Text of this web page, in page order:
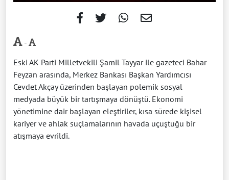
-
Eski AK Parti Milletvekili Şamil Tayyar ile gazeteci Bahar
Feyzan arasında, Merkez Bankası Başkan Yardımcısı
Cevdet Akçay üzerinden başlayan polemik sosyal
medyada büyük bir tartışmaya dönüştü. Ekonomi
yönetimine dair başlayan eleştiriler, kısa sürede kişisel
kariyer ve ahlak suçlamalarının havada uçuştuğu bir
atışmaya evrildi.